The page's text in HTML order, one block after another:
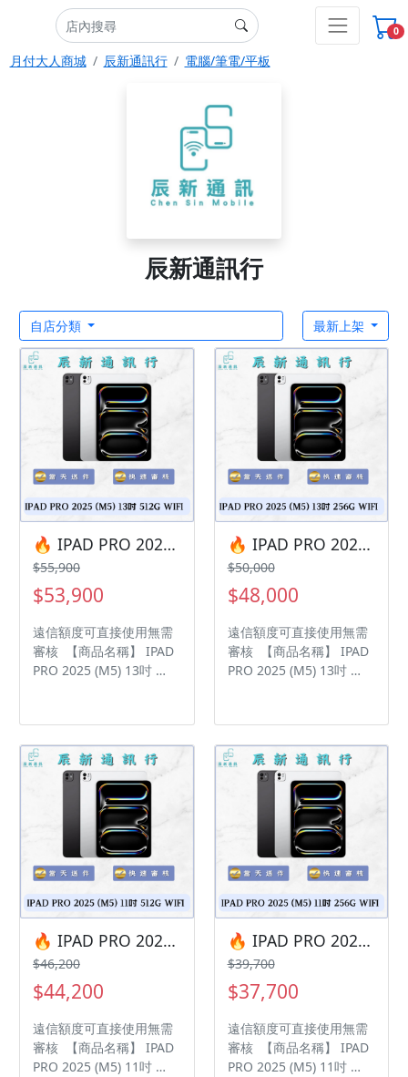
0
月付大人商城 辰新通訊行 電腦/筆電/平板
辰新通訊行
自店分類 最新上架
🔥 IPAD PRO 2025 (M5) 13吋 512G WIFI 🎯 想換新機？現在就是最佳時機！現貨當天審件當天過件即可以馬上寄出
$55,900
$53,900
遠信額度可直接使用無需
審核 【商品名稱】 IPAD
PRO 2025 (M5) 13吋
題都歡迎洽群官方LINE：
@kjg6280d • 七日鑑賞期
內，如商品有問題，請盡
速向我們告知並且協助處
理 • 全新品為原廠保固一
年，中古機店家保固15天
• 店家擁有隨時修改、變
更、暫停活動之權利 下單
前請先私訊和加LINE來幫
您安排快速審核及回報審
核進度 LINE
ID:@kjg6280d 大呼小叫
辰通訊行 雲林縣虎尾鎮林
森路二段200號 電話:05-
6339809 在地經營12年店
🔥 IPAD PRO 2025 (M5) 13吋 256G WIFI 🎯 想換新機？現在就是最佳時機！現貨當天審件當天過件即可以馬上寄出
$50,000
$48,000
遠信額度可直接使用無需
審核 【商品名稱】 IPAD
PRO 2025 (M5) 13吋
題都歡迎洽群官方LINE：
@kjg6280d • 七日鑑賞期
內，如商品有問題，請盡
速向我們告知並且協助處
理 • 全新品為原廠保固一
年，中古機店家保固15天
• 店家擁有隨時修改、變
更、暫停活動之權利 下單
前請先私訊和加LINE來幫
您安排快速審核及回報審
核進度 LINE
ID:@kjg6280d 大呼小叫
辰通訊行 雲林縣虎尾鎮林
森路二段200號 電話:05-
6339809 在地經營12年店
🔥 IPAD PRO 2025 (M5) 11吋 512G WIFI 🎯 想換新機？現在就是最佳時機！現貨當天審件當天過件即可以馬上寄出
$46,200
$44,200
遠信額度可直接使用無需
審核 【商品名稱】 IPAD
PRO 2025 (M5) 11吋
🔥 IPAD PRO 2025 (M5) 11吋 256G WIFI 🎯 想換新機？現在就是最佳時機！現貨當天審件當天過件即可以馬上寄出
$39,700
$37,700
遠信額度可直接使用無需
審核 【商品名稱】 IPAD
PRO 2025 (M5) 11吋